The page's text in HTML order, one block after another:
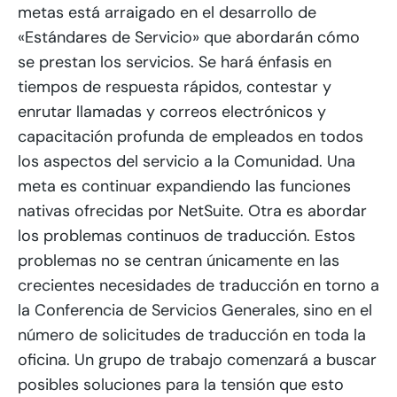
metas está arraigado en el desarrollo de
«Estándares de Servicio» que abordarán cómo
se prestan los servicios. Se hará énfasis en
tiempos de respuesta rápidos, contestar y
enrutar llamadas y correos electrónicos y
capacitación profunda de empleados en todos
los aspectos del servicio a la Comunidad. Una
meta es continuar expandiendo las funciones
nativas ofrecidas por NetSuite. Otra es abordar
los problemas continuos de traducción. Estos
problemas no se centran únicamente en las
crecientes necesidades de traducción en torno a
la Conferencia de Servicios Generales, sino en el
número de solicitudes de traducción en toda la
oficina. Un grupo de trabajo comenzará a buscar
posibles soluciones para la tensión que esto